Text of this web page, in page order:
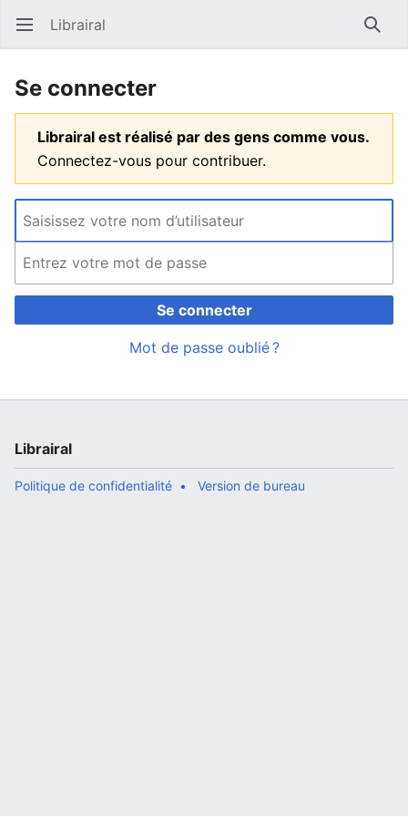
Ouvrir le menu principal Librairal
Se connecter
Librairal est réalisé par des gens comme vous.
Connectez-vous pour contribuer.
Se connecter
Mot de passe oublié ?
Librairal
Politique de confidentialité Version de bureau